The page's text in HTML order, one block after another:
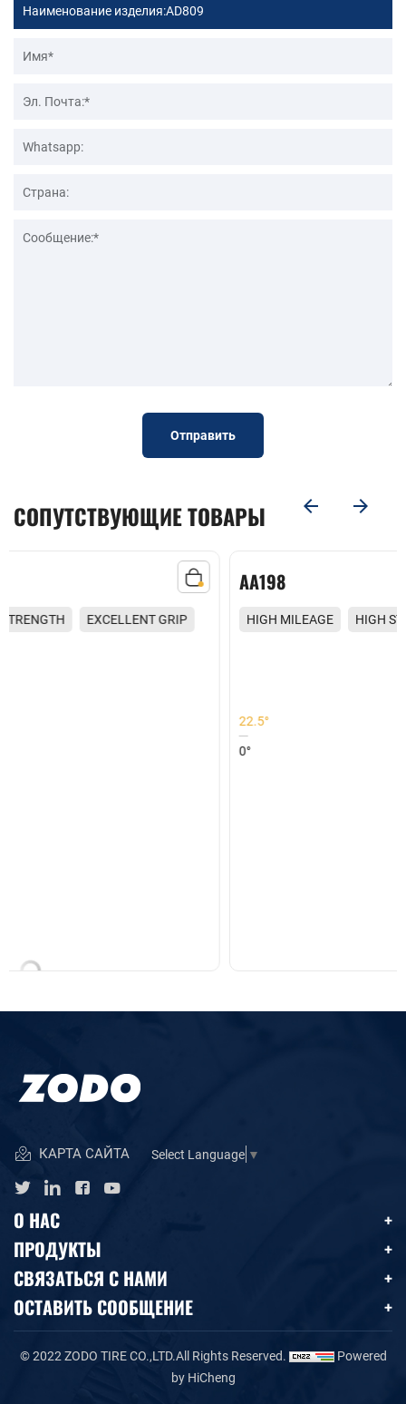
Отправить
СОПУТСТВУЮЩИЕ ТОВАРЫ
HIGH MILEAGE HIGH STRENGTH EXCELLENT GRIP
КАРТА САЙТА Select Language ▼
О НАС
ПРОДУКТЫ
СВЯЗАТЬСЯ С НАМИ
ОСТАВИТЬ СООБЩЕНИЕ
© 2022 ZODO TIRE CO.,LTD.All Rights Reserved.
Powered
by HiCheng